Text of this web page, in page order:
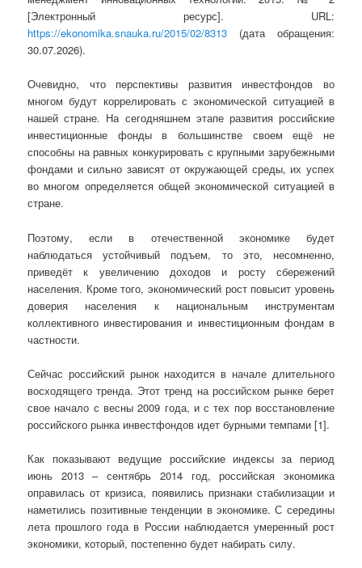
[Электронный ресурс]. URL:
https://ekonomika.snauka.ru/2015/02/8313 (дата обращения:
30.07.2026).
Очевидно, что перспективы развития инвестфондов во
многом будут коррелировать с экономической ситуацией в
нашей стране. На сегодняшнем этапе развития российские
инвестиционные фонды в большинстве своем ещё не
способны на равных конкурировать с крупными зарубежными
фондами и сильно зависят от окружающей среды, их успех
во многом определяется общей экономической ситуацией в
стране.
Поэтому, если в отечественной экономике будет
наблюдаться устойчивый подъем, то это, несомненно,
приведёт к увеличению доходов и росту сбережений
населения. Кроме того, экономический рост повысит уровень
доверия населения к национальным инструментам
коллективного инвестирования и инвестиционным фондам в
частности.
Сейчас российский рынок находится в начале длительного
восходящего тренда. Этот тренд на российском рынке берет
свое начало с весны 2009 года, и с тех пор восстановление
российского рынка инвестфондов идет бурными темпами [1].
Как показывают ведущие российские индексы за период
июнь 2013 – сентябрь 2014 год, российская экономика
оправилась от кризиса, появились признаки стабилизации и
наметились позитивные тенденции в экономике. С середины
лета прошлого года в России наблюдается умеренный рост
экономики, который, постепенно будет набирать силу.